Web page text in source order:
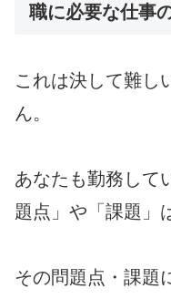
職に必要な仕事
これは決して難し
ん。
あなたも勤務して
題点」や「課題」
その問題点・課題